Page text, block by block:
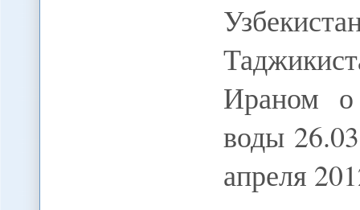
Ираном о
воды
апреля